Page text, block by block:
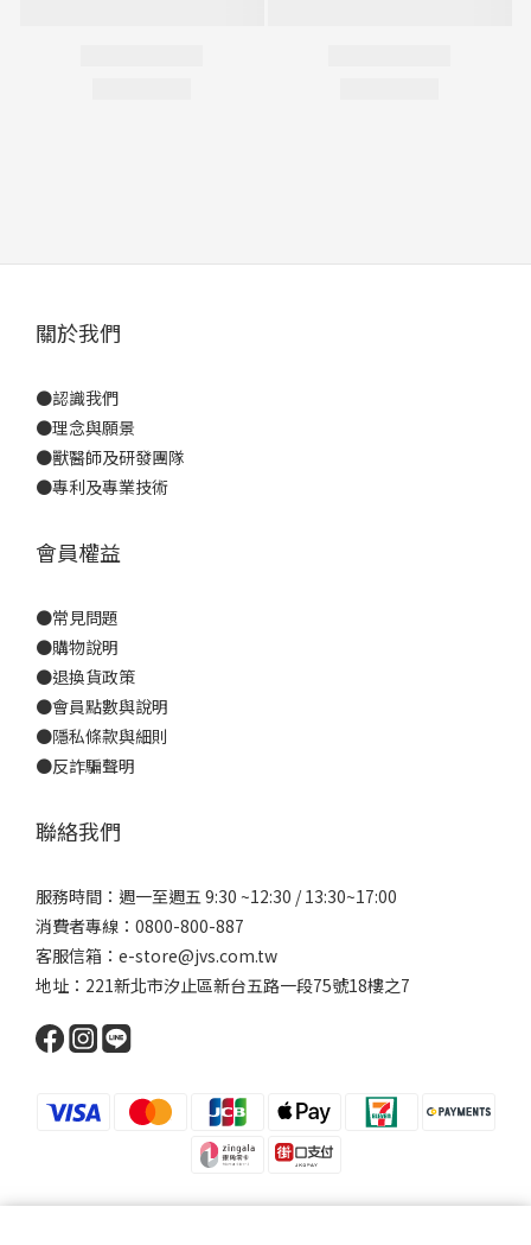
關於我們
●認識我們
●理念與願景
●獸醫師及研發團隊
●專利及專業技術
會員權益
●常見問題
●購物說明
●退換貨政策
●會員點數與說明
●隱私條款與細則
●反詐騙聲明
聯絡我們
服務時間：週一至週五 9:30 ~12:30 / 13:30~17:00
消費者專線：0800-800-887
客服信箱：e-store@jvs.com.tw
地址：221新北市汐止區新台五路一段75號18樓之7